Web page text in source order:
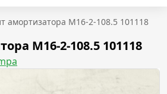
амортизатора М16-2-108.5 101118
М16-2-108.5 101118